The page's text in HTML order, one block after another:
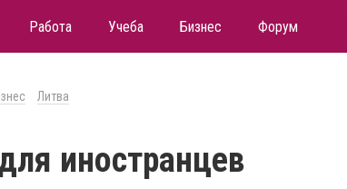
Работа Учеба Бизнес Форум
Литва
иностранцев